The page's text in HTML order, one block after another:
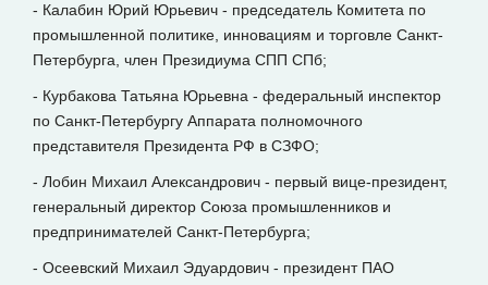
- Калабин Юрий Юрьевич - председатель Комитета по
промышленной политике, инновациям и торговле Санкт-
Петербурга, член Президиума СПП СПб;
- Курбакова Татьяна Юрьевна - федеральный инспектор
по Санкт-Петербургу Аппарата полномочного
представителя Президента РФ в СЗФО;
- Лобин Михаил Александрович - первый вице-президент,
генеральный директор Союза промышленников и
предпринимателей Санкт-Петербурга;
- Осеевский Михаил Эдуардович - президент ПАО